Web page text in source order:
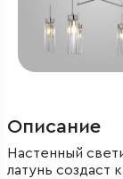
Описание
Настенный
латунь создаст